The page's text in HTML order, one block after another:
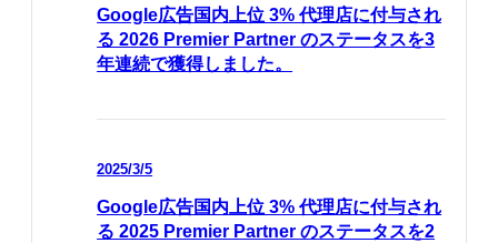
Google広告国内上位 3% 代理店に付与され
る 2026 Premier Partner のステータスを3
年連続で獲得しました。
2025/3/5
Google広告国内上位 3% 代理店に付与され
る 2025 Premier Partner のステータスを2